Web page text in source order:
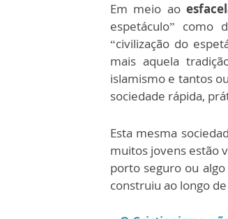
Em meio ao
espetáculo” como
“civilização do
mais aquela
islamismo e tantos
sociedade rápida,
Esta mesma
muitos jovens estão
porto seguro ou
construiu ao longo